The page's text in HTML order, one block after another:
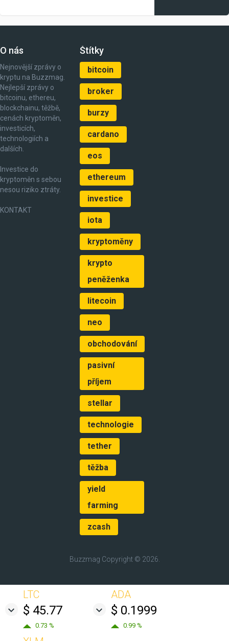
O nás
Nejnovější zprávy o
kryptu na Buzzmag.
Nejlepší zprávy o
bitcoinu, ethereu,
blockchainu, těžbě,
cenách kryptoměn,
investicích,
technologiích a
dalších.
Investice do
kryptoměn s sebou
nesou riziko ztráty.
KONTAKT
Štítky
bitcoin
broker
burzy
cardano
eos
ethereum
investice
iota
kryptoměny
krypto
peněženka
litecoin
neo
obchodování
pasivní
příjem
stellar
technologie
tether
těžba
yield
farming
zcash
Buzzmag Copyright © 2026.
LTC
$ 45.77
0.73 %
ADA
$ 0.1999
0.99 %